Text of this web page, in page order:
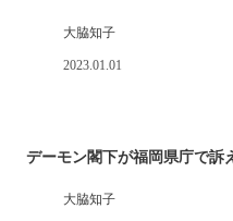
大脇知子
2023.01.01
デーモン閣下が福岡県庁で
大脇知子